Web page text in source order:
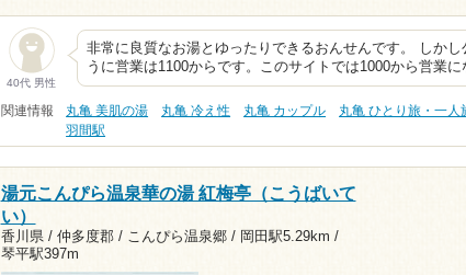
40代 男性
非常に良質なお湯とゆったりできるおんせんです。 しか
うに営業は1100からです。このサイトでは1000から営業
関連情報 丸亀 美肌の湯 丸亀 冷え性 丸亀 カップル 丸亀 ひとり旅・一人
羽間駅
湯元こんぴら温泉華の湯 紅梅亭（こうばいて
い）
香川県 / 仲多度郡 / こんぴら温泉郷 / 岡田駅5.29km /
琴平駅397m